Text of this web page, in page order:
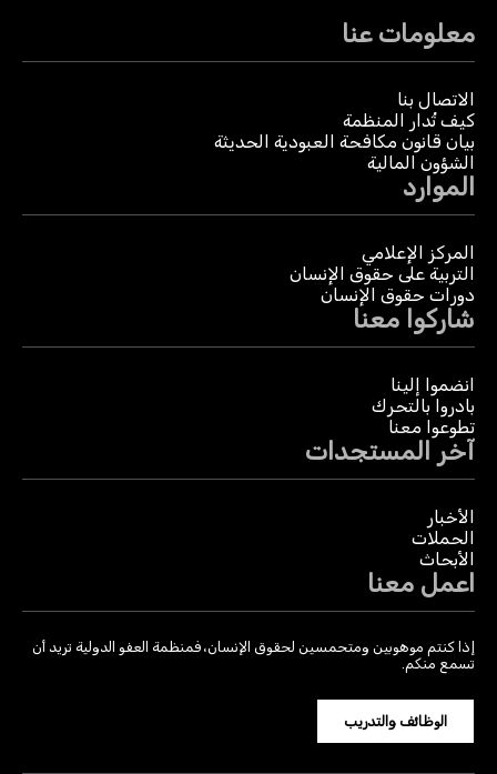
معلومات عنا
الاتصال بنا
كيف تُدار المنظمة
بيان قانون مكافحة العبودية الحديثة
الشؤون المالية
الموارد
المركز الإعلامي
التربية على حقوق الإنسان
دورات حقوق الإنسان
شاركوا معنا
انضموا إلينا
بادروا بالتحرك
تطوعوا معنا
آخر المستجدات
الأخبار
الحملات
الأبحاث
اعمل معنا
إذا كنتم موهوبين ومتحمسين لحقوق الإنسان، فمنظمة العفو الدولية تريد أن
تسمع منكم.
الوظائف والتدريب